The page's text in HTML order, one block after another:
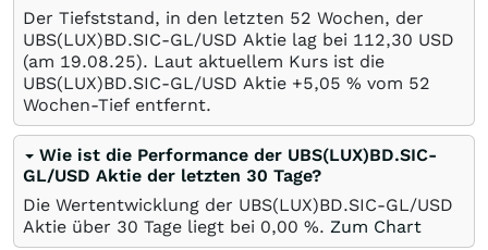
Der Tiefststand, in den letzten 52 Wochen, der
UBS(LUX)BD.SIC-GL/USD Aktie lag bei 112,30 USD
(am 19.08.25). Laut aktuellem Kurs ist die
UBS(LUX)BD.SIC-GL/USD Aktie +5,05 % vom 52
Wochen-Tief entfernt.
Wie ist die Performance der UBS(LUX)BD.SIC-
GL/USD Aktie der letzten 30 Tage?
Die Wertentwicklung der UBS(LUX)BD.SIC-GL/USD
Aktie über 30 Tage liegt bei 0,00 %. Zum Chart